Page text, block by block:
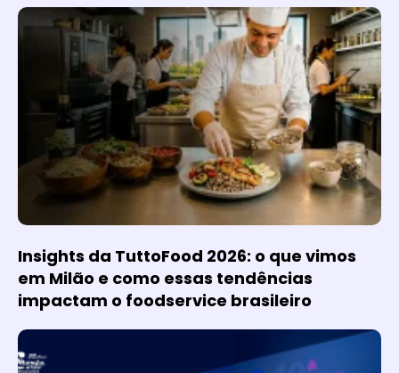
Insights da TuttoFood 2026: o que vimos
em Milão e como essas tendências
impactam o foodservice brasileiro